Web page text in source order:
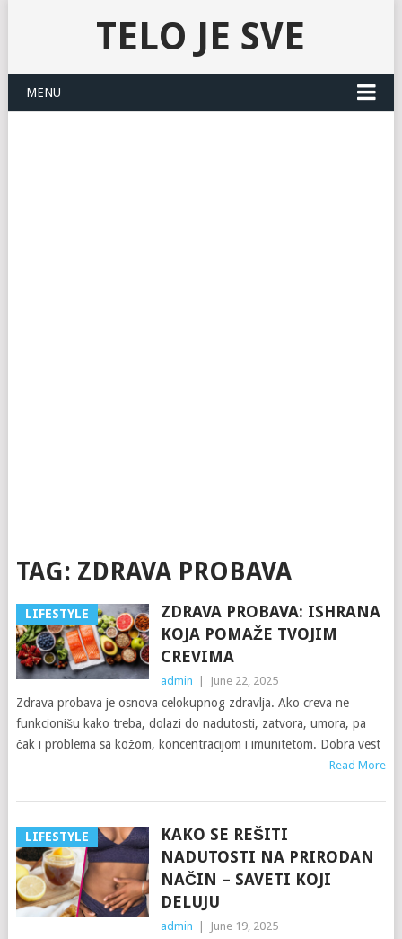
TELO JE SVE
MENU
TAG: ZDRAVA PROBAVA
LIFESTYLE
ZDRAVA PROBAVA: ISHRANA
KOJA POMAŽE TVOJIM
CREVIMA
admin June 22, 2025
Zdrava probava je osnova celokupnog zdravlja. Ako creva ne
funkcionišu kako treba, dolazi do nadutosti, zatvora, umora, pa
čak i problema sa kožom, koncentracijom i imunitetom. Dobra vest
Read More
LIFESTYLE
KAKO SE REŠITI
NADUTOSTI NA PRIRODAN
NAČIN – SAVETI KOJI
DELUJU
admin June 19, 2025